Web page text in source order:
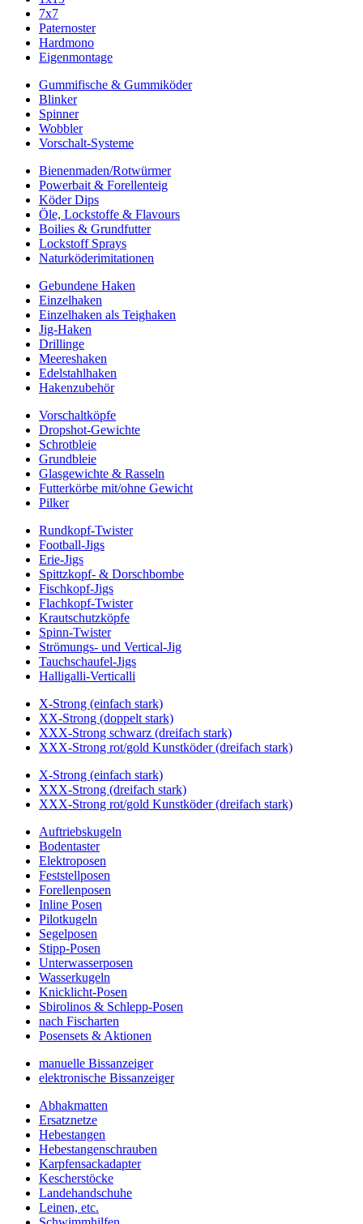
7x7
Paternoster
Hardmono
Eigenmontage
Gummifische & Gummiköder
Blinker
Spinner
Wobbler
Vorschalt-Systeme
Bienenmaden/Rotwürmer
Powerbait & Forellenteig
Köder Dips
Öle, Lockstoffe & Flavours
Boilies & Grundfutter
Lockstoff Sprays
Naturköderimitationen
Gebundene Haken
Einzelhaken
Einzelhaken als Teighaken
Jig-Haken
Drillinge
Meereshaken
Edelstahlhaken
Hakenzubehör
Vorschaltköpfe
Dropshot-Gewichte
Schrotbleie
Grundbleie
Glasgewichte & Rasseln
Futterkörbe mit/ohne Gewicht
Pilker
Rundkopf-Twister
Football-Jigs
Erie-Jigs
Spittzkopf- & Dorschbombe
Fischkopf-Jigs
Flachkopf-Twister
Krautschutzköpfe
Spinn-Twister
Strömungs- und Vertical-Jig
Tauchschaufel-Jigs
Halligalli-Verticalli
X-Strong (einfach stark)
XX-Strong (doppelt stark)
XXX-Strong schwarz (dreifach stark)
XXX-Strong rot/gold Kunstköder (dreifach stark)
X-Strong (einfach stark)
XXX-Strong (dreifach stark)
XXX-Strong rot/gold Kunstköder (dreifach stark)
Auftriebskugeln
Bodentaster
Elektroposen
Feststellposen
Forellenposen
Inline Posen
Pilotkugeln
Segelposen
Stipp-Posen
Unterwasserposen
Wasserkugeln
Knicklicht-Posen
Sbirolinos & Schlepp-Posen
nach Fischarten
Posensets & Aktionen
manuelle Bissanzeiger
elektronische Bissanzeiger
Abhakmatten
Ersatznetze
Hebestangen
Hebestangenschrauben
Karpfensackadapter
Kescherstöcke
Landehandschuhe
Leinen, etc.